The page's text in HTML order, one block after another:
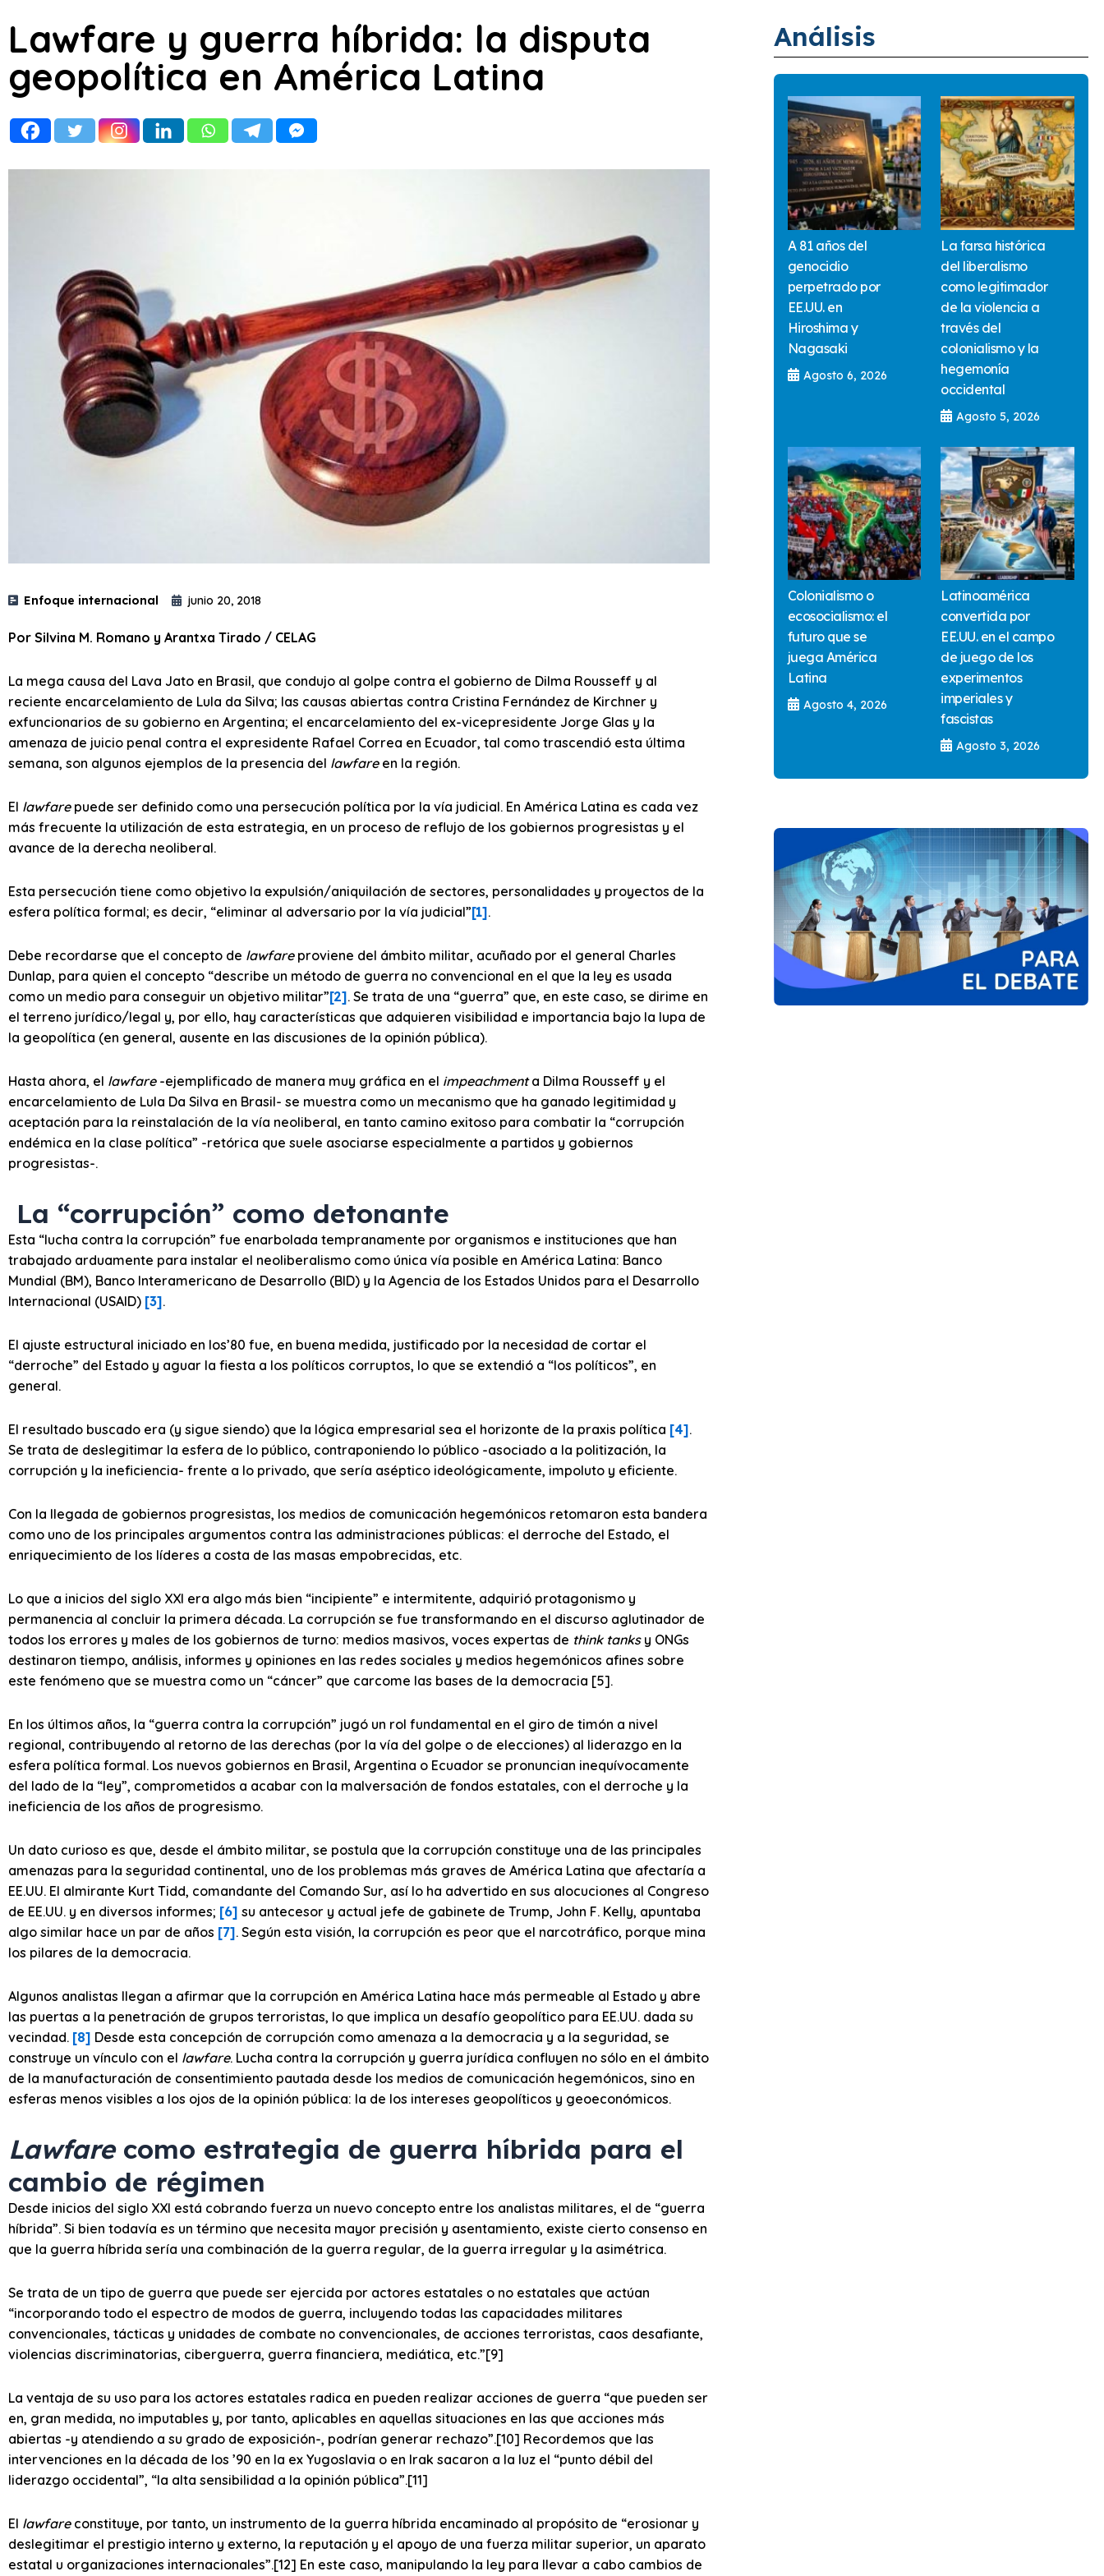
Lawfare y guerra híbrida: la disputa
geopolítica en América Latina
Enfoque internacional junio 20, 2018
Por Silvina M. Romano y Arantxa Tirado / CELAG
La mega causa del Lava Jato en Brasil, que condujo al golpe contra el gobierno de Dilma Rousseff y al
reciente encarcelamiento de Lula da Silva; las causas abiertas contra Cristina Fernández de Kirchner y
exfuncionarios de su gobierno en Argentina; el encarcelamiento del ex-vicepresidente Jorge Glas y la
amenaza de juicio penal contra el expresidente Rafael Correa en Ecuador, tal como trascendió esta última
semana, son algunos ejemplos de la presencia del lawfareen la región.
El lawfarepuede ser definido como una persecución política por la vía judicial. En América Latina es cada vez
más frecuente la utilización de esta estrategia, en un proceso de reflujo de los gobiernos progresistas y el
avance de la derecha neoliberal.
Esta persecución tiene como objetivo la expulsión/aniquilación de sectores, personalidades y proyectos de la
esfera política formal; es decir, “eliminar al adversario por la vía judicial”[1].
Debe recordarse que el concepto de lawfareproviene del ámbito militar, acuñado por el general Charles
Dunlap, para quien el concepto “describe un método de guerra no convencional en el que la ley es usada
como un medio para conseguir un objetivo militar”[2]. Se trata de una “guerra” que, en este caso, se dirime en
el terreno jurídico/legal y, por ello, hay características que adquieren visibilidad e importancia bajo la lupa de
la geopolítica (en general, ausente en las discusiones de la opinión pública).
Hasta ahora, el lawfare-ejemplificado de manera muy gráfica en el impeachmenta Dilma Rousseff y el
encarcelamiento de Lula Da Silva en Brasil- se muestra como un mecanismo que ha ganado legitimidad y
aceptación para la reinstalación de la vía neoliberal, en tanto camino exitoso para combatir la “corrupción
endémica en la clase política” -retórica que suele asociarse especialmente a partidos y gobiernos
progresistas-.
La “corrupción” como detonante
Esta “lucha contra la corrupción” fue enarbolada tempranamente por organismos e instituciones que han
trabajado arduamente para instalar el neoliberalismo como única vía posible en América Latina: Banco
Mundial (BM), Banco Interamericano de Desarrollo (BID) y la Agencia de los Estados Unidos para el Desarrollo
Internacional (USAID) [3].
El ajuste estructural iniciado en los’80 fue, en buena medida, justificado por la necesidad de cortar el
“derroche” del Estado y aguar la fiesta a los políticos corruptos, lo que se extendió a “los políticos”, en
general.
El resultado buscado era (y sigue siendo) que la lógica empresarial sea el horizonte de la praxis política [4].
Se trata de deslegitimar la esfera de lo público, contraponiendo lo público -asociado a la politización, la
corrupción y la ineficiencia- frente a lo privado, que sería aséptico ideológicamente, impoluto y eficiente.
Con la llegada de gobiernos progresistas, los medios de comunicación hegemónicos retomaron esta bandera
como uno de los principales argumentos contra las administraciones públicas: el derroche del Estado, el
enriquecimiento de los líderes a costa de las masas empobrecidas, etc.
Lo que a inicios del siglo XXI era algo más bien “incipiente” e intermitente, adquirió protagonismo y
permanencia al concluir la primera década. La corrupción se fue transformando en el discurso aglutinador de
todos los errores y males de los gobiernos de turno: medios masivos, voces expertas de think tanksy ONGs
destinaron tiempo, análisis, informes y opiniones en las redes sociales y medios hegemónicos afines sobre
este fenómeno que se muestra como un “cáncer” que carcome las bases de la democracia [5].
En los últimos años, la “guerra contra la corrupción” jugó un rol fundamental en el giro de timón a nivel
regional, contribuyendo al retorno de las derechas (por la vía del golpe o de elecciones) al liderazgo en la
esfera política formal. Los nuevos gobiernos en Brasil, Argentina o Ecuador se pronuncian inequívocamente
del lado de la “ley”, comprometidos a acabar con la malversación de fondos estatales, con el derroche y la
ineficiencia de los años de progresismo.
Un dato curioso es que, desde el ámbito militar, se postula que la corrupción constituye una de las principales
amenazas para la seguridad continental, uno de los problemas más graves de América Latina que afectaría a
EE.UU. El almirante Kurt Tidd, comandante del Comando Sur, así lo ha advertido en sus alocuciones al Congreso
de EE.UU. y en diversos informes; [6] su antecesor y actual jefe de gabinete de Trump, John F. Kelly, apuntaba
algo similar hace un par de años [7]. Según esta visión, la corrupción es peor que el narcotráfico, porque mina
los pilares de la democracia.
Algunos analistas llegan a afirmar que la corrupción en América Latina hace más permeable al Estado y abre
las puertas a la penetración de grupos terroristas, lo que implica un desafío geopolítico para EE.UU. dada su
vecindad. [8] Desde esta concepción de corrupción como amenaza a la democracia y a la seguridad, se
construye un vínculo con el lawfare. Lucha contra la corrupción y guerra jurídica confluyen no sólo en el ámbito
de la manufacturación de consentimiento pautada desde los medios de comunicación hegemónicos, sino en
esferas menos visibles a los ojos de la opinión pública: la de los intereses geopolíticos y geoeconómicos.
Lawfarecomo estrategia de guerra híbrida para el
cambio de régimen
Desde inicios del siglo XXI está cobrando fuerza un nuevo concepto entre los analistas militares, el de “guerra
híbrida”. Si bien todavía es un término que necesita mayor precisión y asentamiento, existe cierto consenso en
que la guerra híbrida sería una combinación de la guerra regular, de la guerra irregular y la asimétrica.
Se trata de un tipo de guerra que puede ser ejercida por actores estatales o no estatales que actúan
“incorporando todo el espectro de modos de guerra, incluyendo todas las capacidades militares
convencionales, tácticas y unidades de combate no convencionales, de acciones terroristas, caos desafiante,
violencias discriminatorias, ciberguerra, guerra financiera, mediática, etc.”[9]
La ventaja de su uso para los actores estatales radica en pueden realizar acciones de guerra “que pueden ser
en, gran medida, no imputables y, por tanto, aplicables en aquellas situaciones en las que acciones más
abiertas -y atendiendo a su grado de exposición-, podrían generar rechazo”.[10] Recordemos que las
intervenciones en la década de los ’90 en la ex Yugoslavia o en Irak sacaron a la luz el “punto débil del
liderazgo occidental”, “la alta sensibilidad a la opinión pública”.[11]
El lawfareconstituye, por tanto, un instrumento de la guerra híbrida encaminado al propósito de “erosionar y
deslegitimar el prestigio interno y externo, la reputación y el apoyo de una fuerza militar superior, un aparato
estatal u organizaciones internacionales”.[12] En este caso, manipulando la ley para llevar a cabo cambios de
Análisis
A 81 años del
genocidio
perpetrado por
EE.UU. en
Hiroshima y
Nagasaki
Agosto 6, 2026
La farsa histórica
del liberalismo
como legitimador
de la violencia a
través del
colonialismo y la
hegemonía
occidental
Agosto 5, 2026
Colonialismo o
ecosocialismo: el
futuro que se
juega América
Latina
Agosto 4, 2026
Latinoamérica
convertida por
EE.UU. en el campo
de juego de los
experimentos
imperiales y
fascistas
Agosto 3, 2026